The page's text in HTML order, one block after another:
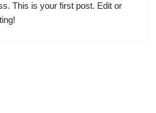
This is your first post. Edit or